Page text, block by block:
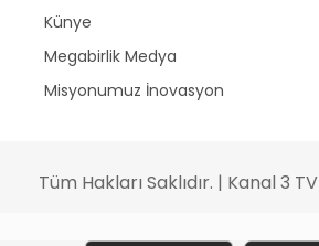
Künye
Megabirlik Medya
Misyonumuz İnovasyon
Tüm Hakları Saklıdır. | Kanal 3 TV